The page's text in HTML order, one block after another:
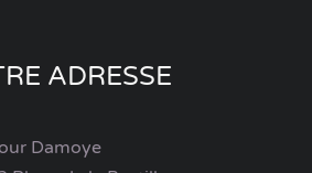
ADRESSE
Damoye